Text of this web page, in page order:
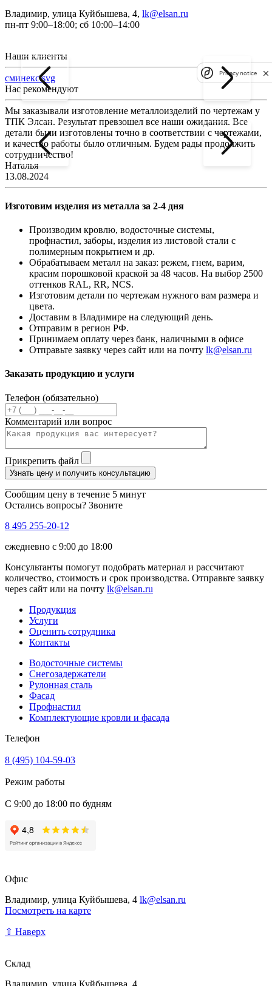
Владимир, улица Куйбышева, 4, lk@elsan.ru
пн-пт 9:00–18:00; сб 10:00–14:00
Наши клиенты
сминекс.svg
Нас рекомендуют
Мы заказывали изготовление металлоизделий по чертежам у
ТПК Элсан. Результат превзошел все наши ожидания. Все
детали были изготовлены точно в соответствии с чертежами,
и качество работы было отличным. Будем рады продолжить
сотрудничество!
Наталья
13.08.2024
Изготовим изделия из металла за 2-4 дня
Производим кровлю, водосточные системы,
профнастил, заборы, изделия из листовой стали с
полимерным покрытием и др.
Обрабатываем металл на заказ: режем, гнем, варим,
красим порошковой краской за 48 часов. На выбор 2500
оттенков RAL, RR, NCS.
Изготовим детали по чертежам нужного вам размера и
цвета.
Доставим в Владимире на следующий день.
Отправим в регион РФ.
Принимаем оплату через банк, наличными в офисе
Отправьте заявку через сайт или на почту lk@elsan.ru
Заказать продукцию и услуги
Телефон (обязательно)
Комментарий или вопрос
Прикрепить файл
Узнать цену и получить консультацию
Сообщим цену в течение 5 минут
Остались вопросы? Звоните
8 495 255-20-12
ежедневно с 9:00 до 18:00
Консультанты помогут подобрать материал и рассчитают
количество, стоимость и срок производства. Отправьте заявку
через сайт или на почту lk@elsan.ru
Продукция
Услуги
Оценить сотрудника
Контакты
Водосточные системы
Снегозадержатели
Рулонная сталь
Фасад
Профнастил
Комплектующие кровли и фасада
Телефон
8 (495) 104-59-03
Режим работы
С 9:00 до 18:00 по будням
Офис
Владимир, улица Куйбышева, 4 lk@elsan.ru
Посмотреть на карте
⇧ Наверх
Склад
Владимир, улица Куйбышева, 4
Privacy notice